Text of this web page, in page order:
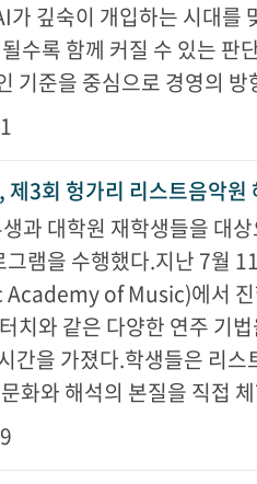
깊숙이 개입하는 시대를
수록 함께 커질 수 있는 판
기준을 중심으로 경영의 방
3회 헝가리 리스트음악원
과 대학원 재학생들을 대
램을 수행했다.지난 7월
of Music)에서 진
치와 같은 다양한 연주 기
간을 가졌다.학생들은 리
화와 해석의 본질을 직접